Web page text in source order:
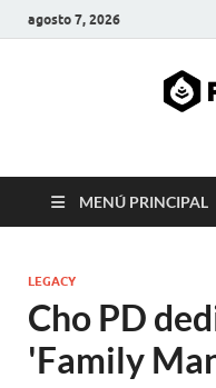
agosto 7, 2026
FIRE
MENÚ PRINCIPAL
LEGACY
Cho PD
'Family